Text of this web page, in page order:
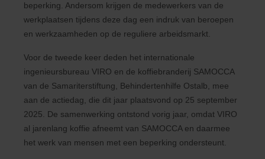
beperking. Andersom krijgen de medewerkers van de
werkplaatsen tijdens deze dag een indruk van beroepen
en werkzaamheden op de reguliere arbeidsmarkt.
Voor de tweede keer deden het internationale
ingenieursbureau VIRO en de koffiebranderij SAMOCCA
van de Samariterstiftung, Behindertenhilfe Ostalb, mee
aan de actiedag, die dit jaar plaatsvond op 25 september
2025. De samenwerking ontstond vorig jaar, omdat VIRO
al jarenlang koffie afneemt van SAMOCCA en daarmee
het werk van mensen met een beperking ondersteunt.